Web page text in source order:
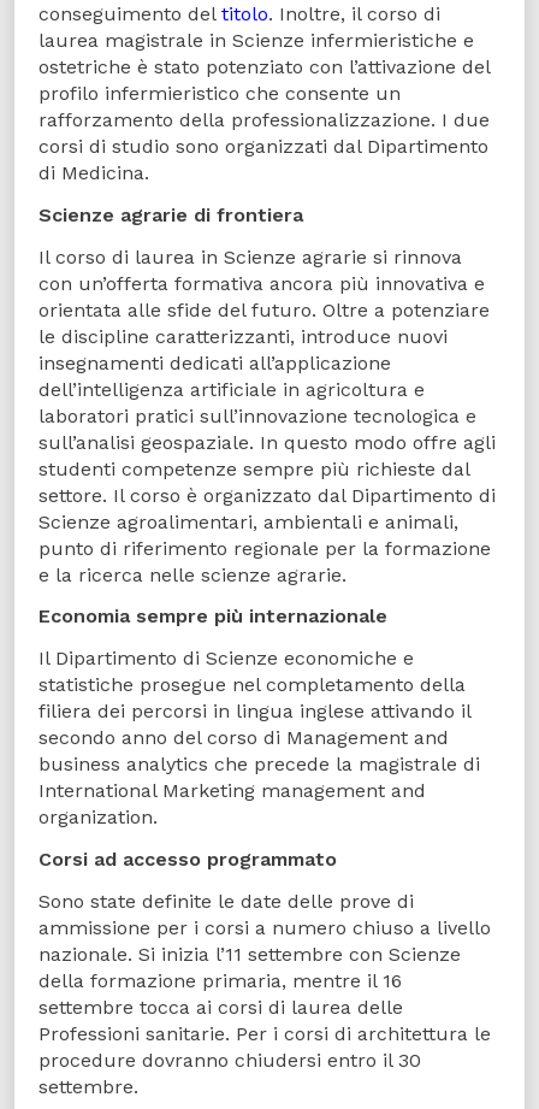
conseguimento del titolo. Inoltre, il corso di
laurea magistrale in Scienze infermieristiche e
ostetriche è stato potenziato con l’attivazione del
profilo infermieristico che consente un
rafforzamento della professionalizzazione. I due
corsi di studio sono organizzati dal Dipartimento
di Medicina.
Scienze agrarie di frontiera
Il corso di laurea in Scienze agrarie si rinnova
con un’offerta formativa ancora più innovativa e
orientata alle sfide del futuro. Oltre a potenziare
le discipline caratterizzanti, introduce nuovi
insegnamenti dedicati all’applicazione
dell’intelligenza artificiale in agricoltura e
laboratori pratici sull’innovazione tecnologica e
sull’analisi geospaziale. In questo modo offre agli
studenti competenze sempre più richieste dal
settore. Il corso è organizzato dal Dipartimento di
Scienze agroalimentari, ambientali e animali,
punto di riferimento regionale per la formazione
e la ricerca nelle scienze agrarie.
Economia sempre più internazionale
Il Dipartimento di Scienze economiche e
statistiche prosegue nel completamento della
filiera dei percorsi in lingua inglese attivando il
secondo anno del corso di Management and
business analytics che precede la magistrale di
International Marketing management and
organization.
Corsi ad accesso programmato
Sono state definite le date delle prove di
ammissione per i corsi a numero chiuso a livello
nazionale. Si inizia l’11 settembre con Scienze
della formazione primaria, mentre il 16
settembre tocca ai corsi di laurea delle
Professioni sanitarie. Per i corsi di architettura le
procedure dovranno chiudersi entro il 30
settembre.